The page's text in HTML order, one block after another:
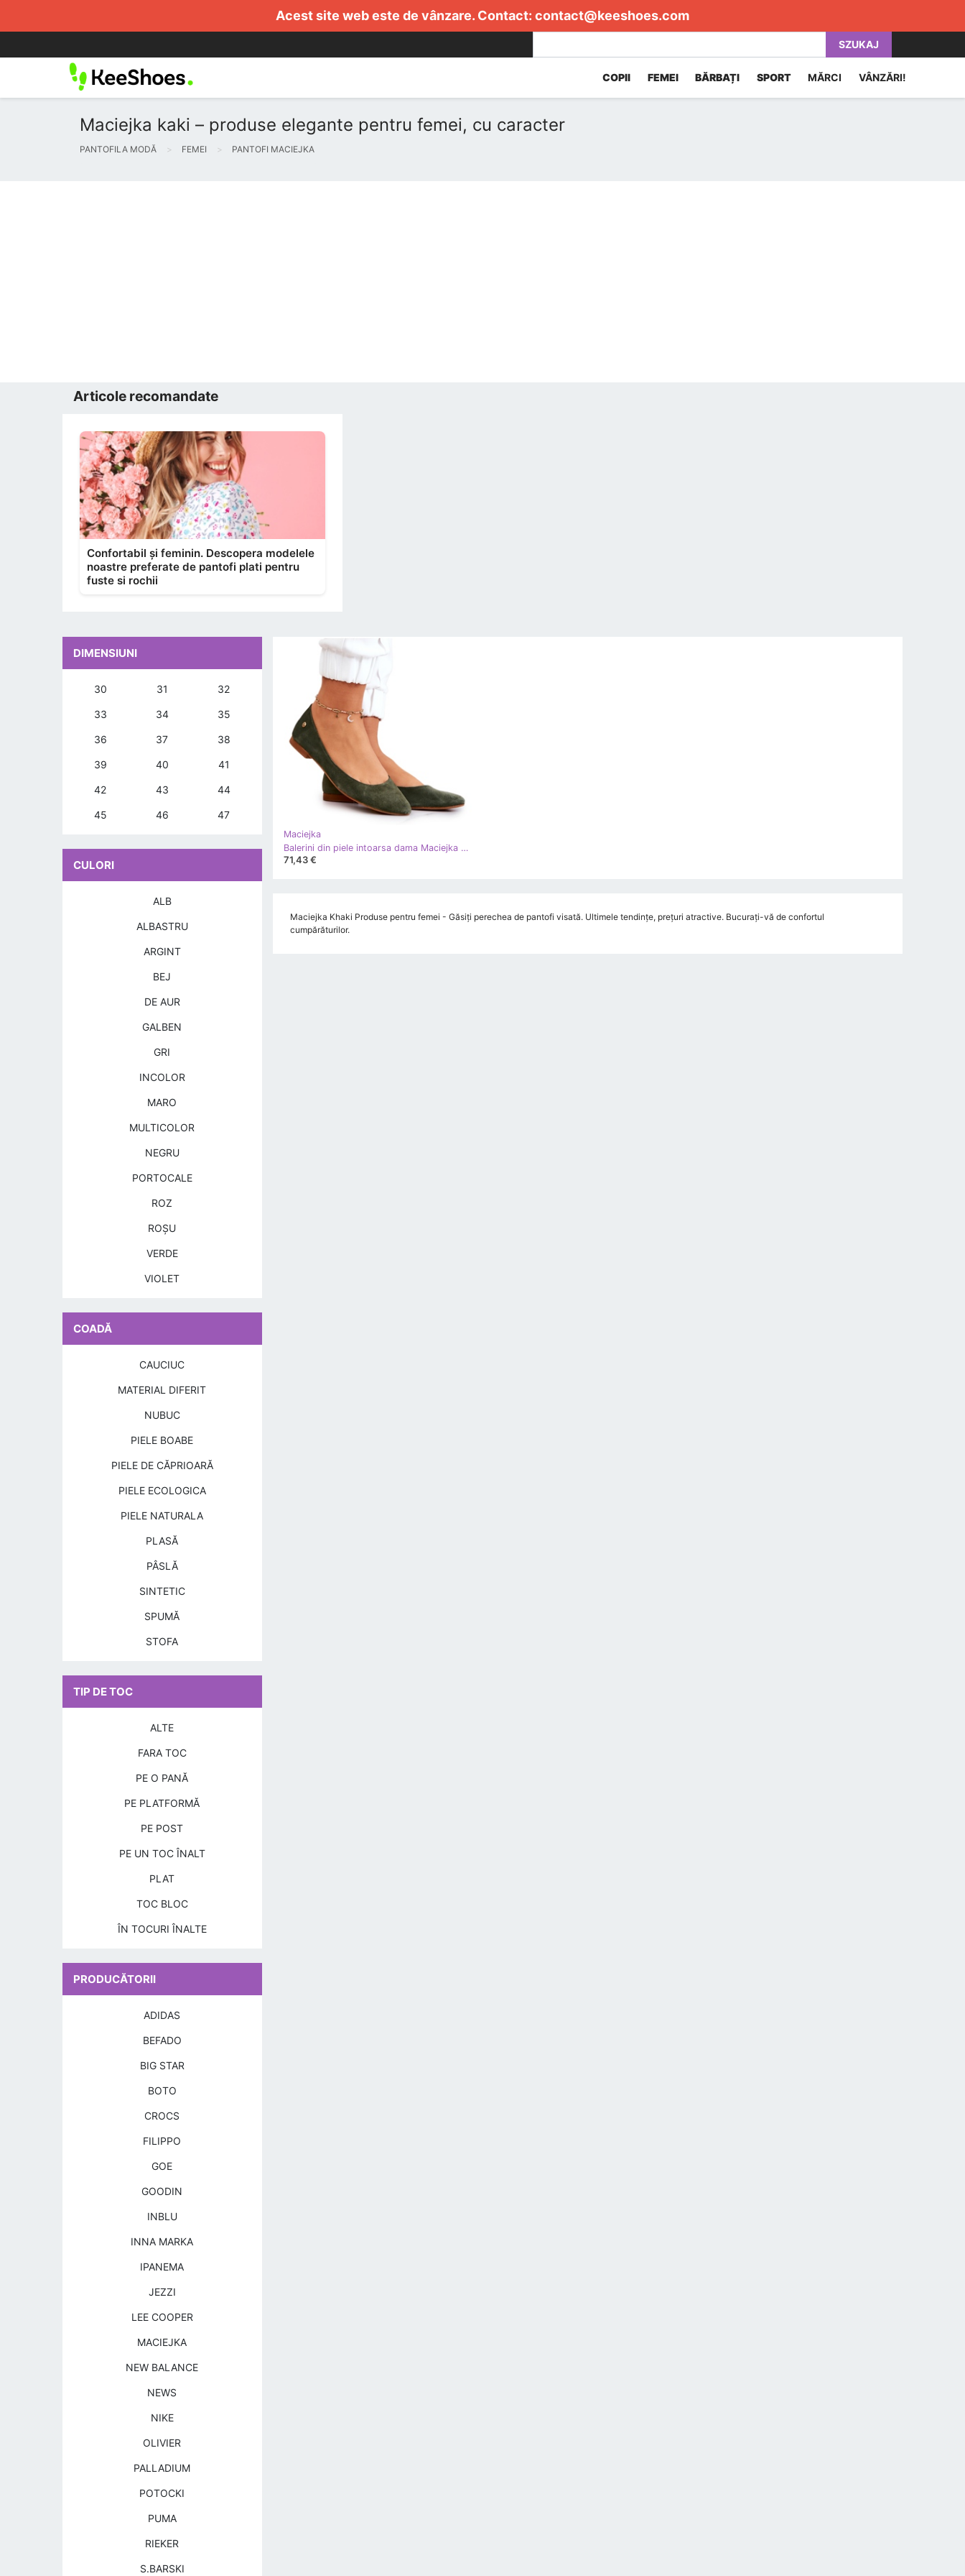
Acest site web este de vânzare. Contact: contact@keeshoes.com
SZUKAJ
COPII FEMEI BĂRBAȚI SPORT MĂRCI VÂNZĂRI!
Maciejka kaki – produse elegante pentru femei, cu caracter
PANTOFILA MODĂ FEMEI PANTOFI MACIEJKA
Articole recomandate
Confortabil și feminin. Descopera modelele
noastre preferate de pantofi plati pentru
fuste si rochii
Maciejka
Balerini din piele intoarsa dama Maciejka 04100-45 kaki verde
71,43 €
Maciejka Khaki Produse pentru femei - Găsiți perechea de pantofi visată. Ultimele tendințe, prețuri atractive. Bucurați-vă de confortul
cumpărăturilor.
DIMENSIUNI
30 31 32
33 34 35
36 37 38
39 40 41
42 43 44
45 46 47
CULORI
ALB
ALBASTRU
ARGINT
BEJ
DE AUR
GALBEN
GRI
INCOLOR
MARO
MULTICOLOR
NEGRU
PORTOCALE
ROZ
ROŞU
VERDE
VIOLET
COADĂ
CAUCIUC
MATERIAL DIFERIT
NUBUC
PIELE BOABE
PIELE DE CĂPRIOARĂ
PIELE ECOLOGICA
PIELE NATURALA
PLASĂ
PÂSLĂ
SINTETIC
SPUMĂ
STOFA
TIP DE TOC
ALTE
FARA TOC
PE O PANĂ
PE PLATFORMĂ
PE POST
PE UN TOC ÎNALT
PLAT
TOC BLOC
ÎN TOCURI ÎNALTE
PRODUCĂTORII
ADIDAS
BEFADO
BIG STAR
BOTO
CROCS
FILIPPO
GOE
GOODIN
INBLU
INNA MARKA
IPANEMA
JEZZI
LEE COOPER
MACIEJKA
NEW BALANCE
NEWS
NIKE
OLIVIER
PALLADIUM
POTOCKI
PUMA
RIEKER
S.BARSKI